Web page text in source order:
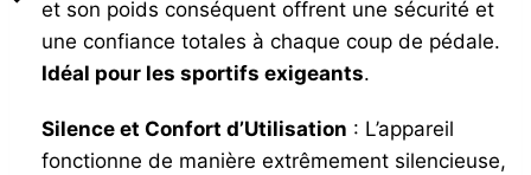
et son poids conséquent offrent une sécurité et
une confiance totales à chaque coup de pédale.
Idéal pour les sportifs exigeants.
Silence et Confort d’Utilisation : L’appareil
fonctionne de manière extrêmement silencieuse,